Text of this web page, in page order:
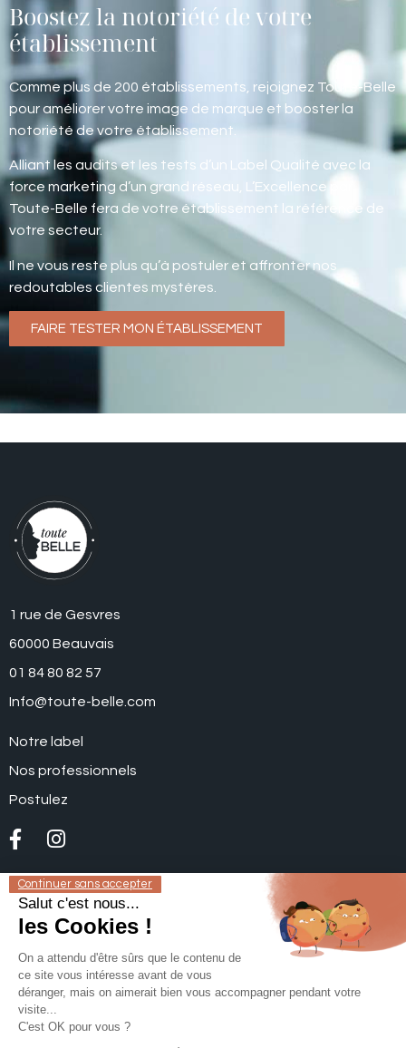
Boostez la notoriété de votre
établissement
Comme plus de 200 établissements, rejoignez Toute-Belle
pour améliorer votre image de marque et booster la
notoriété de votre établissement.
Alliant les audits et les tests d’un Label Qualité avec la
force marketing d’un grand réseau, L’Excellence par
Toute-Belle fera de votre établissement la référence de
votre secteur.
Il ne vous reste plus qu’à postuler et affronter nos
redoutables clientes mystères.
FAIRE TESTER MON ÉTABLISSEMENT
1 rue de Gesvres
60000 Beauvais
01 84 80 82 57
Info@toute-belle.com
Notre label
Nos professionnels
Postulez
Mon compte
Mentions légales
Politique de confidentialité
CGV vente de produits
CGV Label Qualité
Site réalisé par la
Continuer sans accepter
Salut c'est nous...
les Cookies !
On a attendu d'être sûrs que le contenu de
ce site vous intéresse avant de vous
déranger, mais on aimerait bien vous accompagner pendant votre
visite...
C'est OK pour vous ?